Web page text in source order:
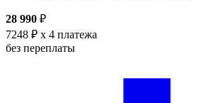
28 990 ₽
7248 ₽ x 4 платежа
без переплаты